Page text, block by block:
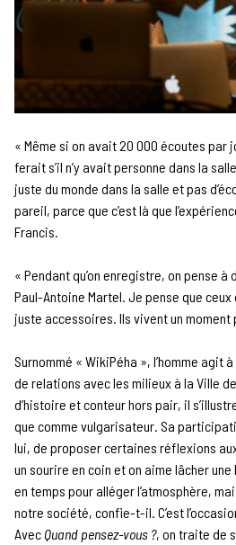
« Même si on avait 20 000 écoutes par
ferait s’il n’y avait personne dans la
juste du monde dans la salle et pas
pareil, parce que c’est là que
Francis.
« Pendant qu’on enregistre, on pense à
Paul-Antoine Martel. Je pense que
juste accessoires. Ils vivent un
Surnommé « WikiPéha », l’homme agit
de relations avec les milieux à la Ville
d’histoire et conteur hors pair, il
que comme vulgarisateur. Sa
lui, de proposer certaines réflexions
un sourire en coin et on aime lâcher
en temps pour alléger l’atmosphère,
notre société, confie-t-il. C’est
Avec Quand pensez-vous ?, on traite de